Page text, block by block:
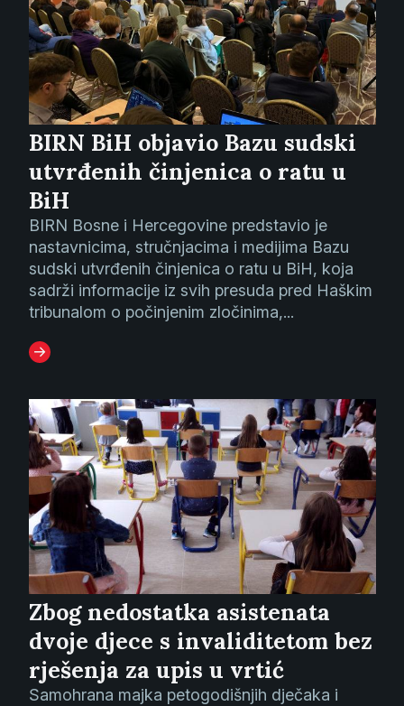
BIRN BiH objavio Bazu sudski
utvrđenih činjenica o ratu u
BiH
BIRN Bosne i Hercegovine predstavio je
nastavnicima, stručnjacima i medijima Bazu
sudski utvrđenih činjenica o ratu u BiH, koja
sadrži informacije iz svih presuda pred Haškim
tribunalom o počinjenim zločinima,...
Zbog nedostatka asistenata
dvoje djece s invaliditetom bez
rješenja za upis u vrtić
Samohrana majka petogodišnjih dječaka i